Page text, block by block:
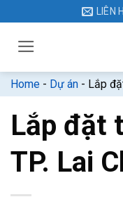
dung
LIÊN
Home - Dự án - Lắp
Lắp đặt
TP. Lai